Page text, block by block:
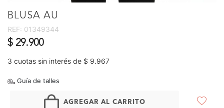
BLUSA AU
REF: 01349344
$ 29.900
3 cuotas sin interés de $ 9.967
Guía de talles
AGREGAR AL CARRITO